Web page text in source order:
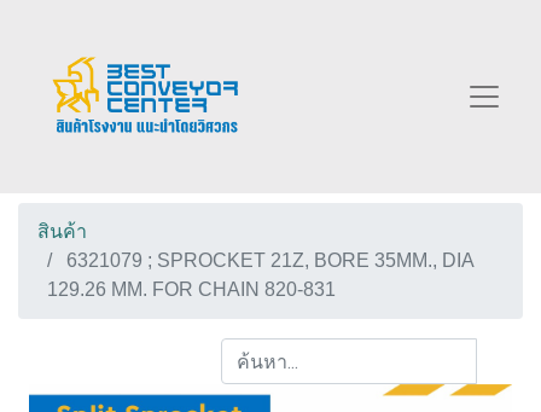
สินค้า
6321079 ; SPROCKET 21Z, BORE 35MM., DIA
129.26 MM. FOR CHAIN 820-831